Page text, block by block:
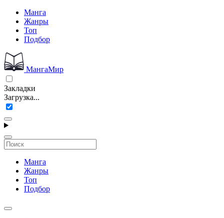
Манга
Жанры
Топ
Подбор
МангаМир
Закладки
Загрузка...
Манга
Жанры
Топ
Подбор